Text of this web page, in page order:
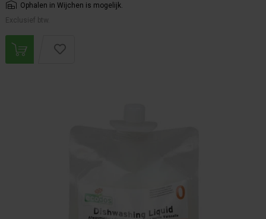
Ophalen in Wijchen is mogelijk.
Exclusief btw.